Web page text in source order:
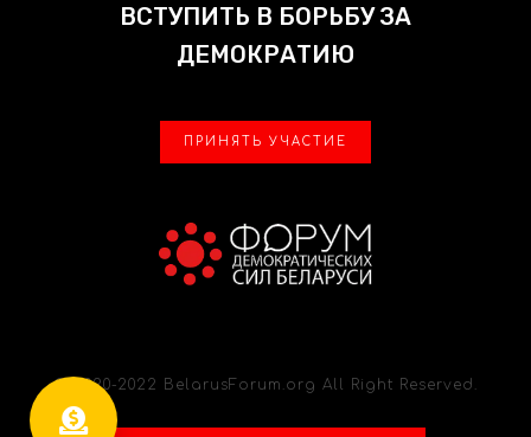
ВСТУПИТЬ В БОРЬБУ ЗА
ДЕМОКРАТИЮ
ПРИНЯТЬ УЧАСТИЕ
© 2020-2022 BelarusForum.org All Right Reserved.